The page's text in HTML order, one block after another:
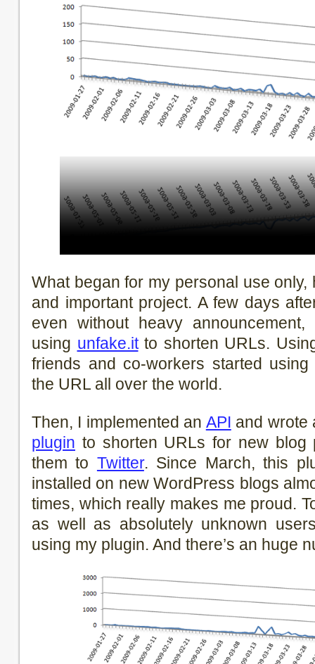
What began for my personal use
and important project. A few days
even without heavy
using unfake.itto shorten URLs.
friends and co-workers started
the URL all over the world.
Then, I implemented an API and wrote
plugin to shorten URLs for new blog
them to Twitter. Since March, this
installed on new WordPress blogs
times, which really makes me proud.
as well as absolutely unknown
using my plugin. And there’s an huge